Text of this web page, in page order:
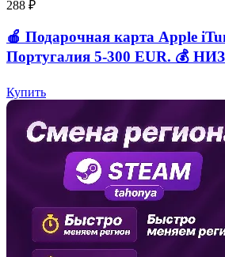
288 ₽
🍎 Подарочная карта Apple
Португалия 5-300 EUR. 💰
Купить